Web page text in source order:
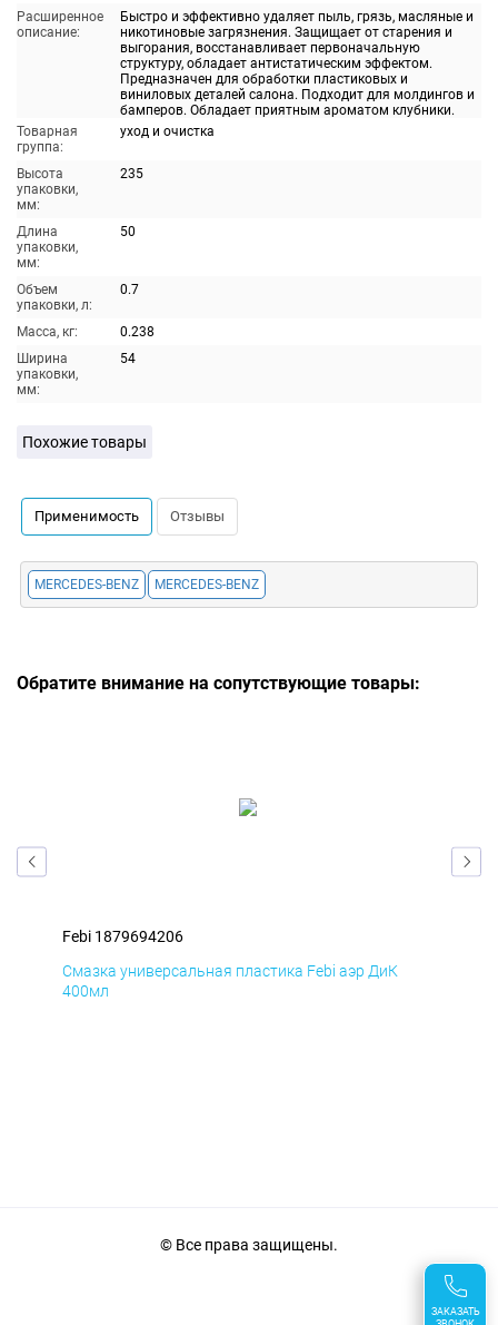
Расширенное
описание:
Быстро и эффективно удаляет пыль, грязь, масляные и
никотиновые загрязнения. Защищает от старения и
выгорания, восстанавливает первоначальную
структуру, обладает антистатическим эффектом.
Предназначен для обработки пластиковых и
виниловых деталей салона. Подходит для молдингов и
бамперов. Обладает приятным ароматом клубники.
Товарная
группа:
уход и очистка
Высота
упаковки,
мм:
235
Длина
упаковки,
мм:
50
Объем
упаковки, л:
0.7
Масса, кг:
0.238
Ширина
упаковки,
мм:
54
Похожие товары
Применимость Отзывы
MERCEDES-BENZ MERCEDES-BENZ
Обратите внимание на сопутствующие товары:
Febi 1879694206
Смазка универсальная пластика Febi аэр ДиК
400мл
ЗАКАЗАТЬ
© Все права защищены.